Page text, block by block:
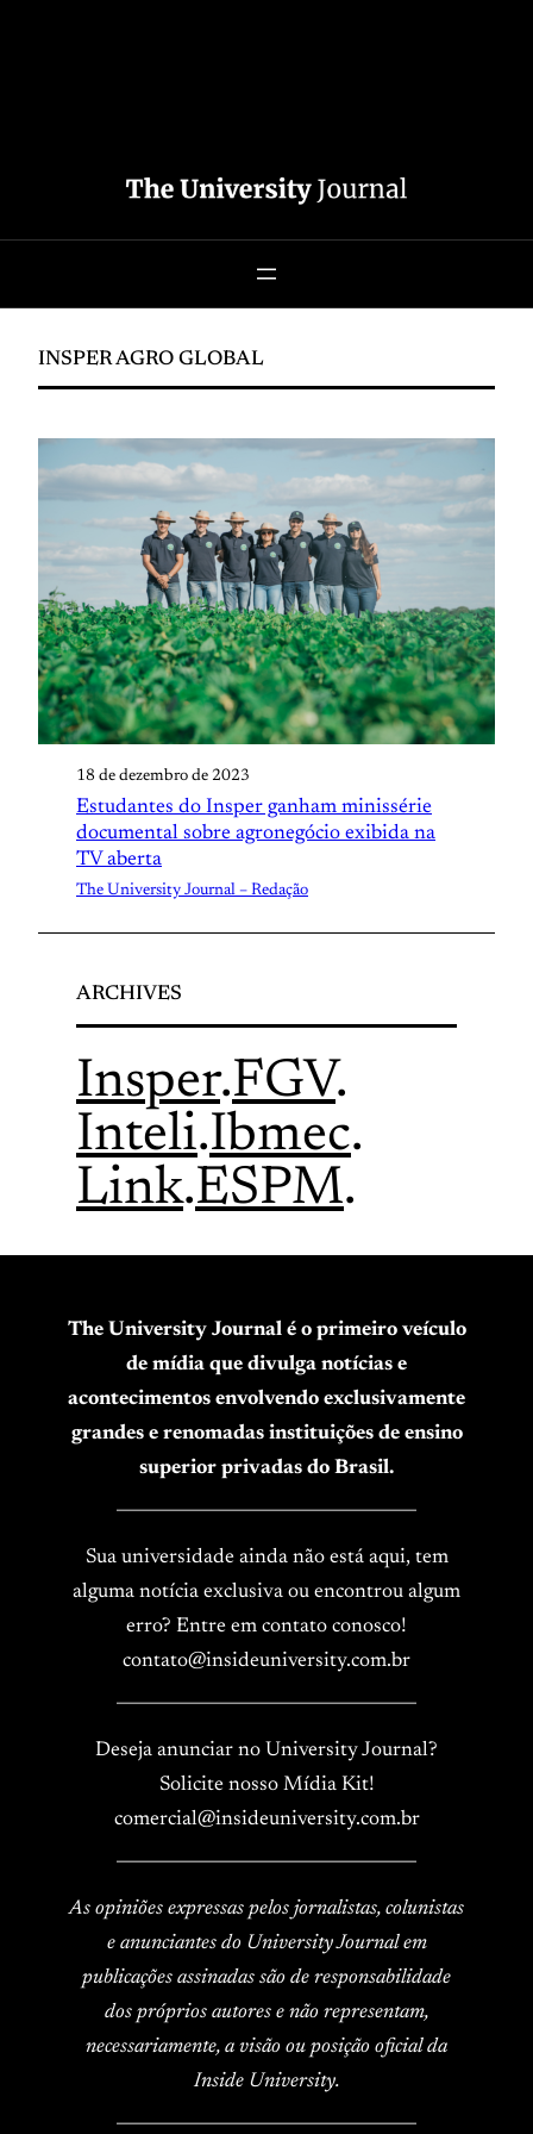
INSPER AGRO GLOBAL
18 de dezembro de 2023
Estudantes do Insper ganham minissérie
documental sobre agronegócio exibida na
TV aberta
The University Journal – Redação
ARCHIVES
Insper.FGV.
Inteli.Ibmec.
Link.ESPM.
The University Journal é o primeiro veículo
de mídia que divulga notícias e
acontecimentos envolvendo exclusivamente
grandes e renomadas instituições de ensino
superior privadas do Brasil.
Sua universidade ainda não está aqui, tem
alguma notícia exclusiva ou encontrou algum
erro? Entre em contato conosco!
contato@insideuniversity.com.br
Deseja anunciar no University Journal?
Solicite nosso Mídia Kit!
comercial@insideuniversity.com.br
As opiniões expressas pelos jornalistas, colunistas
e anunciantes do University Journal em
publicações assinadas são de responsabilidade
dos próprios autores e não representam,
necessariamente, a visão ou posição oficial da
Inside University.